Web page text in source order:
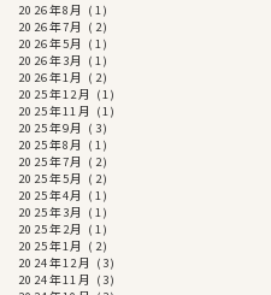
2026年8月 (1)
2026年7月 (2)
2026年5月 (1)
2026年3月 (1)
2026年1月 (2)
2025年12月 (1)
2025年11月 (1)
2025年9月 (3)
2025年8月 (1)
2025年7月 (2)
2025年5月 (2)
2025年4月 (1)
2025年3月 (1)
2025年2月 (1)
2025年1月 (2)
2024年12月 (3)
2024年11月 (3)